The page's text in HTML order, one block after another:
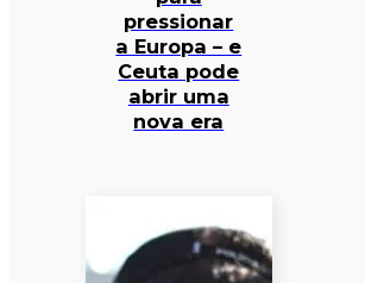
pressionar
a Europa – e
Ceuta pode
abrir uma
nova era